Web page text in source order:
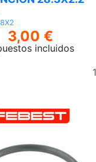
3,00 €
incluidos